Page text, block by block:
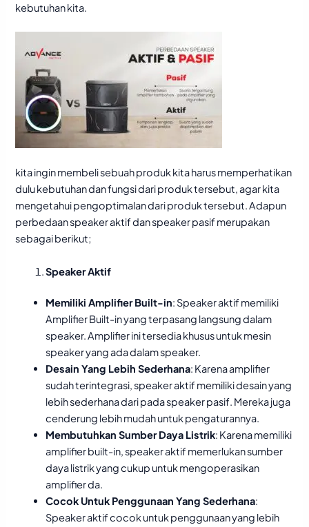
kebutuhan kita.
kita ingin membeli sebuah produk kita harus memperhatikan
dulu kebutuhan dan fungsi dari produk tersebut, agar kita
mengetahui pengoptimalan dari produk tersebut. Adapun
perbedaan speaker aktif dan speaker pasif merupakan
sebagai berikut;
Speaker Aktif
Memiliki Amplifier Built-in: Speaker aktif memiliki
Amplifier Built-in yang terpasang langsung dalam
speaker. Amplifier ini tersedia khusus untuk mesin
speaker yang ada dalam speaker.
Desain Yang Lebih Sederhana: Karena amplifier
sudah terintegrasi, speaker aktif memiliki desain yang
lebih sederhana dari pada speaker pasif. Mereka juga
cenderung lebih mudah untuk pengaturannya.
Membutuhkan Sumber Daya Listrik: Karena memiliki
amplifier built-in, speaker aktif memerlukan sumber
daya listrik yang cukup untuk mengoperasikan
amplifier da.
Cocok Untuk Penggunaan Yang Sederhana:
Speaker aktif cocok untuk penggunaan yang lebih